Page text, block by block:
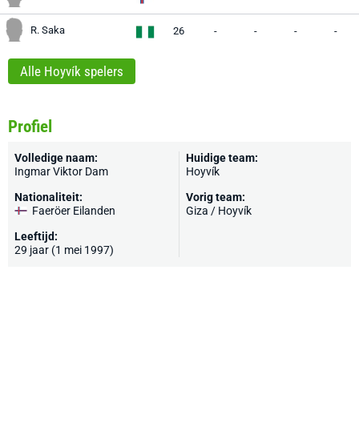
R. Saka 26 - - - -
Alle Hoyvík spelers
Profiel
Volledige naam:
Ingmar Viktor Dam
Nationaliteit:
Faeröer Eilanden
Leeftijd:
29 jaar (1 mei 1997)
Huidige team:
Hoyvík
Vorig team:
Giza / Hoyvík